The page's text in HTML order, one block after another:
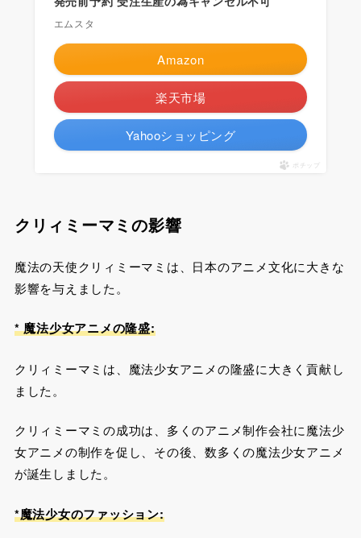
エムスタ
Amazon
楽天市場
Yahooショッピング
ポチップ
クリィミーマミの影響
魔法の天使クリィミーマミは、日本のアニメ文化に大きな
影響を与えました。
* 魔法少女アニメの隆盛:
クリィミーマミは、魔法少女アニメの隆盛に大きく貢献し
ました。
クリィミーマミの成功は、多くのアニメ制作会社に魔法少
女アニメの制作を促し、その後、数多くの魔法少女アニメ
が誕生しました。
*魔法少女のファッション: